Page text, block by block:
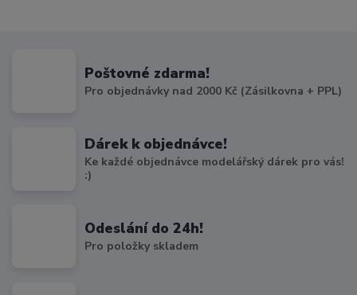
Poštovné zdarma!
Pro objednávky nad 2000 Kč (Zásilkovna + PPL)
Dárek k objednávce!
Ke každé objednávce modelářský dárek pro vás!
:)
Odeslání do 24h!
Pro položky skladem